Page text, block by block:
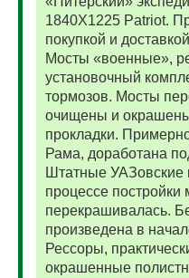
1840Х1225 Patriot.
покупкой и
Мосты «военные»,
установочный
тормозов. Мосты
очищены и
прокладки.
Рама, доработана
Штатные
процессе постройки
перекрашивалась.
произведена в
Рессоры,
окрашенные